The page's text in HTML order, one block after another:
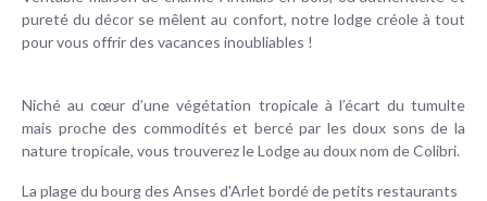
pureté du décor se mêlent au confort, notre lodge créole à tout
pour vous offrir des vacances inoubliables !
Niché au cœur d’une végétation tropicale à l’écart du tumulte
mais proche des commodités et bercé par les doux sons de la
nature tropicale, vous trouverez le Lodge au doux nom de Colibri.
La plage du bourg des Anses d'Arlet bordé de petits restaurants